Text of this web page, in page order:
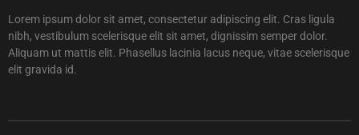
Lorem ipsum dolor sit amet, consectetur adipiscing elit. Cras ligula
nibh, vestibulum scelerisque elit sit amet, dignissim semper dolor.
Aliquam ut mattis elit. Phasellus lacinia lacus neque, vitae scelerisque
elit gravida id.